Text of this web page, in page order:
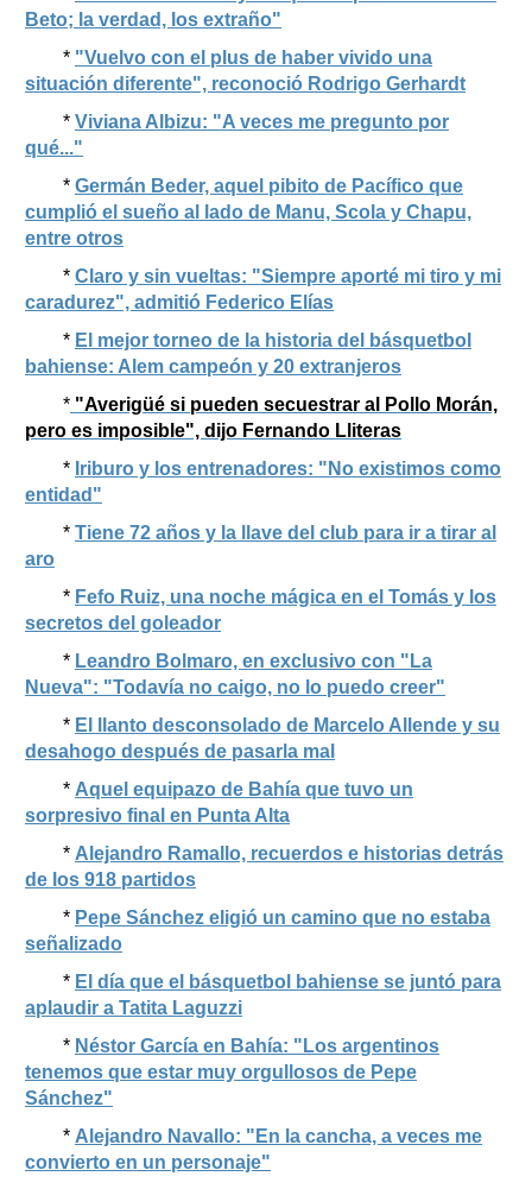
Beto; la verdad, los extraño"
* "Vuelvo con el plus de haber vivido una
situación diferente", reconoció Rodrigo Gerhardt
* Viviana Albizu: "A veces me pregunto por
qué..."
* Germán Beder, aquel pibito de Pacífico que
cumplió el sueño al lado de Manu, Scola y Chapu,
entre otros
* Claro y sin vueltas: "Siempre aporté mi tiro y mi
caradurez", admitió Federico Elías
* El mejor torneo de la historia del básquetbol
bahiense: Alem campeón y 20 extranjeros
* "Averigüé si pueden secuestrar al Pollo Morán,
pero es imposible", dijo Fernando Lliteras
* Iriburo y los entrenadores: "No existimos como
entidad"
* Tiene 72 años y la llave del club para ir a tirar al
aro
* Fefo Ruiz, una noche mágica en el Tomás y los
secretos del goleador
* Leandro Bolmaro, en exclusivo con "La
Nueva": "Todavía no caigo, no lo puedo creer"
* El llanto desconsolado de Marcelo Allende y su
desahogo después de pasarla mal
* Aquel equipazo de Bahía que tuvo un
sorpresivo final en Punta Alta
* Alejandro Ramallo, recuerdos e historias detrás
de los 918 partidos
* Pepe Sánchez eligió un camino que no estaba
señalizado
* El día que el básquetbol bahiense se juntó para
aplaudir a Tatita Laguzzi
* Néstor García en Bahía: "Los argentinos
tenemos que estar muy orgullosos de Pepe
Sánchez"
* Alejandro Navallo: "En la cancha, a veces me
convierto en un personaje"